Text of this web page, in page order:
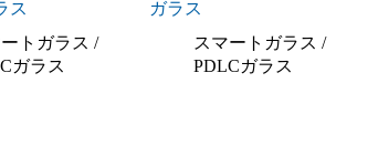
ス
トガラス /
ガラス
ガラス
スマートガラス /
PDLCガラス